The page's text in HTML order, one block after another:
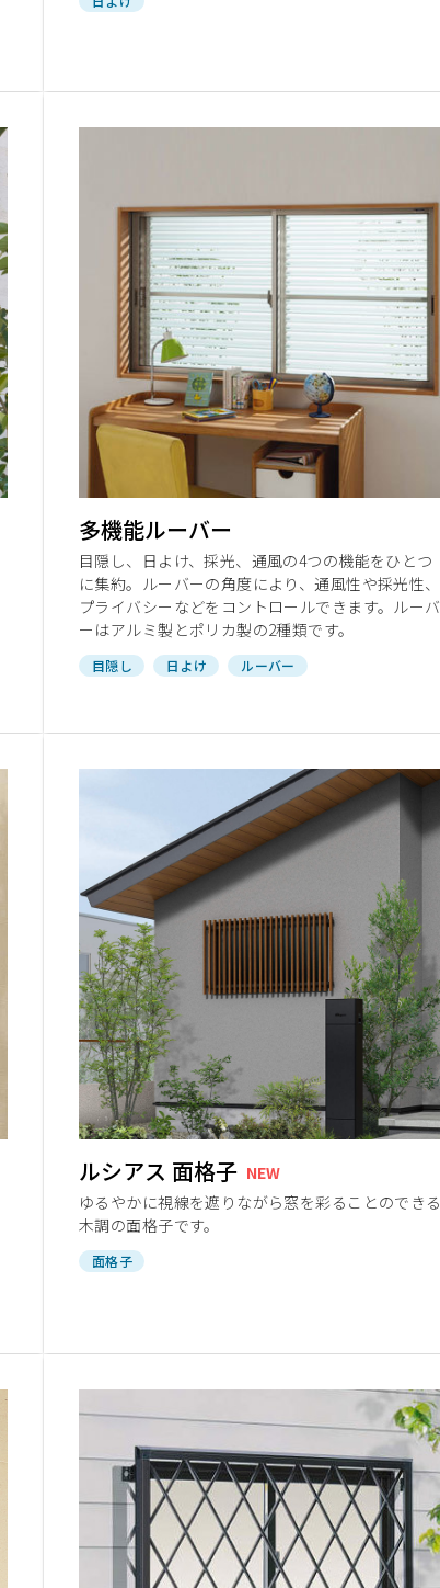
多機能ルーバー
目隠し、日よけ、採光、通風の4つの機能をひとつ
に集約。ルーバーの角度により、通風性や採光性、
プライバシーなどをコントロールできます。ルーバ
ーはアルミ製とポリカ製の2種類です。
目隠し 日よけ ルーバー
ルシアス 面格子 NEW
ゆるやかに視線を遮りながら窓を彩ることのできる
木調の面格子です。
面格子